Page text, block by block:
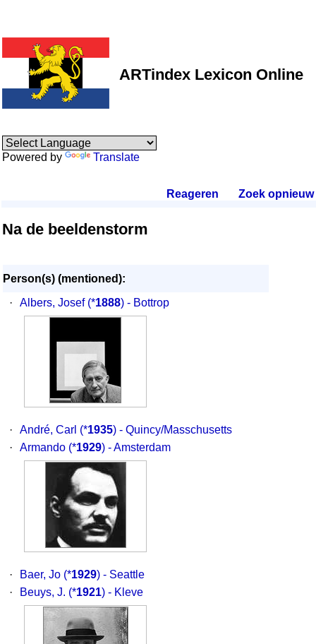
ARTindex Lexicon Online
Powered by Translate
Reageren Zoek opnieuw.
Na de beeldenstorm
Person(s) (mentioned):
·
Albers, Josef (*1888) - Bottrop
· André, Carl (*1935) - Quincy/Masschusetts
·
Armando (*1929) - Amsterdam
· Baer, Jo (*1929) - Seattle
·
Beuys, J. (*1921) - Kleve